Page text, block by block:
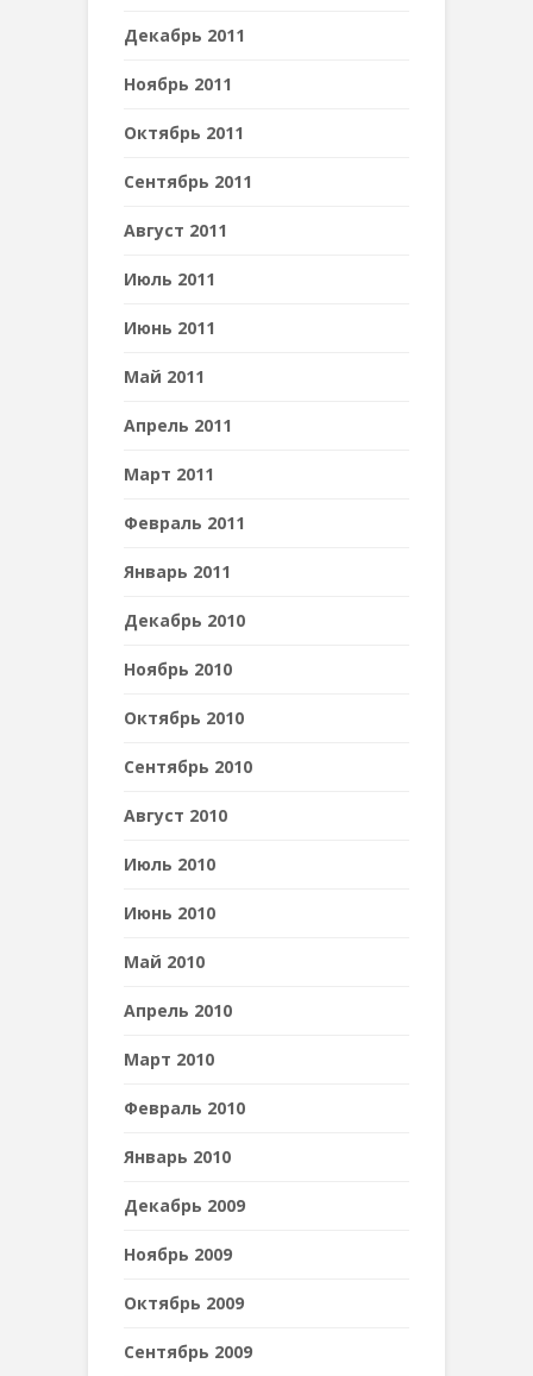
Декабрь 2011
Ноябрь 2011
Октябрь 2011
Сентябрь 2011
Август 2011
Июль 2011
Июнь 2011
Май 2011
Апрель 2011
Март 2011
Февраль 2011
Январь 2011
Декабрь 2010
Ноябрь 2010
Октябрь 2010
Сентябрь 2010
Август 2010
Июль 2010
Июнь 2010
Май 2010
Апрель 2010
Март 2010
Февраль 2010
Январь 2010
Декабрь 2009
Ноябрь 2009
Октябрь 2009
Сентябрь 2009